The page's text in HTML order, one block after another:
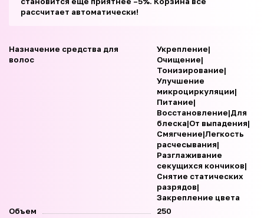
рассчитает автоматически!
Назначение средства для
волос
Укрепление|
Очищение|
Тонизирование|
Улучшение
микроциркуляции|
Питание|
Восстановление|Для
блеска|От выпадения|
Смягчение|Легкость
расчесывания|
Разглаживание
секущихся кончиков|
Снятие статических
разрядов|
Закрепление цвета
Объем
250